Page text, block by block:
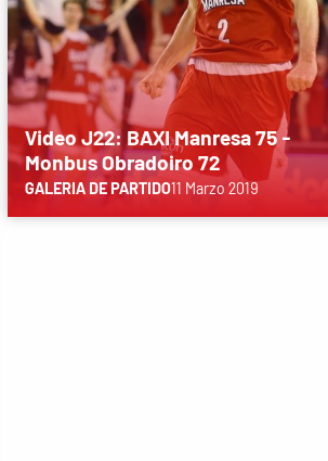
Video J22: BAXI Manresa 75 -
Monbus Obradoiro 72
GALERIA DE PARTIDO11 Marzo 2019